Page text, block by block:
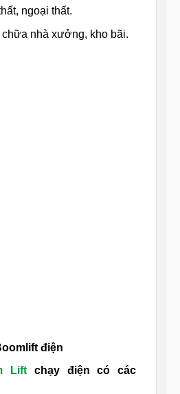
ngoại thất.
chữa nhà xưởng, kho bãi.
điện
Lift chạy điện có các